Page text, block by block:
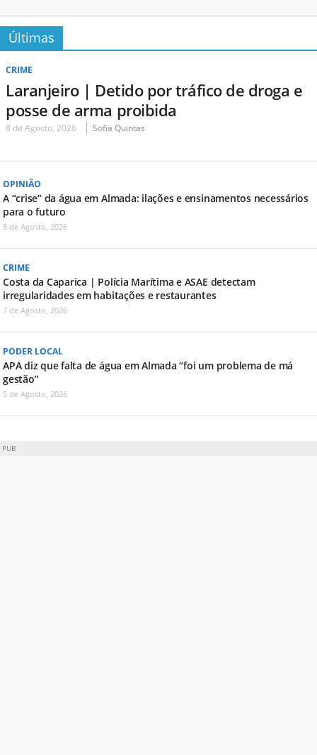
Últimas
CRIME
Laranjeiro | Detido por tráfico de droga e
posse de arma proibida
8 de Agosto, 2026 Sofia Quintas
OPINIÃO
A “crise” da água em Almada: ilações e ensinamentos necessários
para o futuro
8 de Agosto, 2026
CRIME
Costa da Caparica | Polícia Marítima e ASAE detectam
irregularidades em habitações e restaurantes
7 de Agosto, 2026
PODER LOCAL
APA diz que falta de água em Almada “foi um problema de má
gestão”
5 de Agosto, 2026
PUB